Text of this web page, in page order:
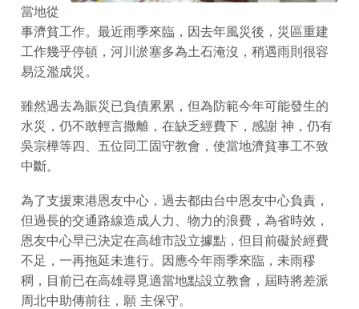
當地從
事濟貧工作。最近雨季來臨，因去年風災後，災區重建
工作幾乎停頓，河川淤塞多為土石淹沒，稍遇雨則很容
易泛濫成災。
雖然過去為賑災已負債累累，但為防範今年可能發生的
水災，仍不敢輕言撒離，在缺乏經費下，感謝 神，仍有
吳宗樺等四、五位同工固守教會，使當地濟貧事工不致
中斷。
為了支援東港恩友中心，過去都由台中恩友中心負責，
但過長的交通路線造成人力、物力的浪費，為省時效，
恩友中心早已決定在高雄市設立據點，但目前礙於經費
不足，一再拖延未進行。因應今年雨季來臨，未雨穋
稠，目前已在高雄尋覓適當地點設立教會，屆時將差派
周北中助傳前往，願 主保守。